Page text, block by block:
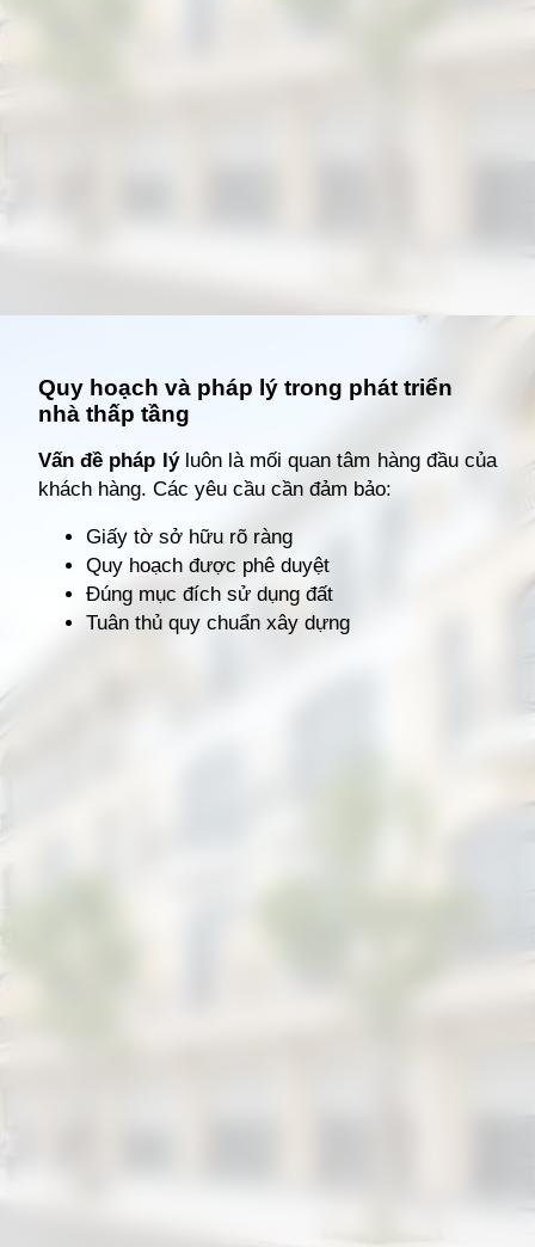
Quy hoạch và pháp lý trong phát triển
nhà thấp tầng
Vấn đề pháp lýluôn là mối quan tâm hàng đầu của
khách hàng. Các yêu cầu cần đảm bảo:
Giấy tờ sở hữu rõ ràng
Quy hoạch được phê duyệt
Đúng mục đích sử dụng đất
Tuân thủ quy chuẩn xây dựng